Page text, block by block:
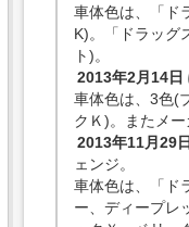
車体色は、「ド
K)。「ドラッグ
ト)。
2013年2月14日
車体色は、3色(
クＫ)。またメー
2013年11月29日
ェンジ。
車体色は、「ド
ー、ディープレ